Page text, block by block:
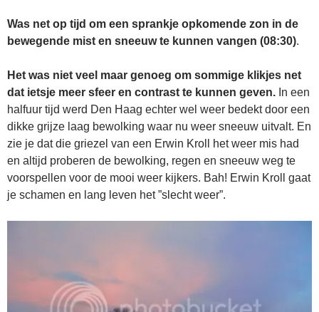
Was net op tijd om een sprankje opkomende zon in de
bewegende mist en sneeuw te kunnen vangen (08:30).
Het was niet veel maar genoeg om sommige klikjes net
dat ietsje meer sfeer en contrast te kunnen geven. In een
halfuur tijd werd Den Haag echter wel weer bedekt door een
dikke grijze laag bewolking waar nu weer sneeuw uitvalt. En
zie je dat die griezel van een Erwin Kroll het weer mis had
en altijd proberen de bewolking, regen en sneeuw weg te
voorspellen voor de mooi weer kijkers. Bah! Erwin Kroll gaat
je schamen en lang leven het ”slecht weer”.